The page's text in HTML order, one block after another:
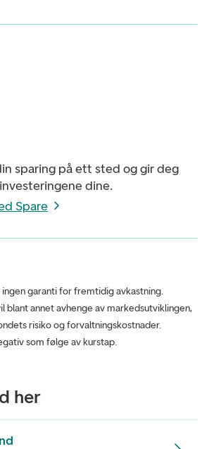
sparing på ett sted og gir deg
dine.
Spare
garanti for fremtidig avkastning.
blant annet avhenge av markedsutviklingen,
risiko og forvaltningskostnader.
som følge av kurstap.
her